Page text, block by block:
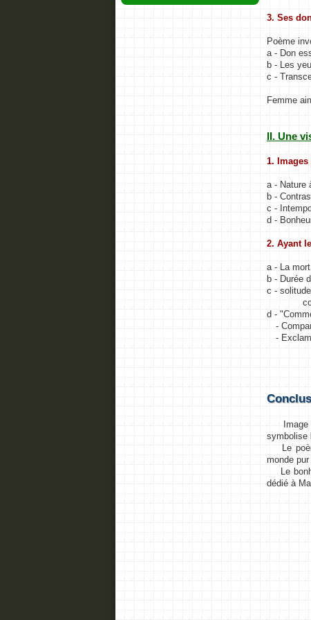
3. Ses
Poème
a - Don
b - Les
c -
Femme
II. Une
1.
a - Nature
b -
c -
d -
2. Ayant
a - La
b - Durée
c -
d -
-
-
Image
symbolise
Le
monde pur
Le
dédié à